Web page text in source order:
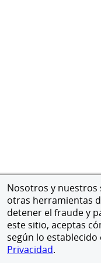
Nosotros y nuestros
otras herramientas
detener el fraude y
este sitio, aceptas
según lo establecido
Privacidad.